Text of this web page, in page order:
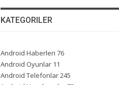
KATEGORILER
Android Haberleri 76
Android Oyunlar 11
Android Telefonlar245